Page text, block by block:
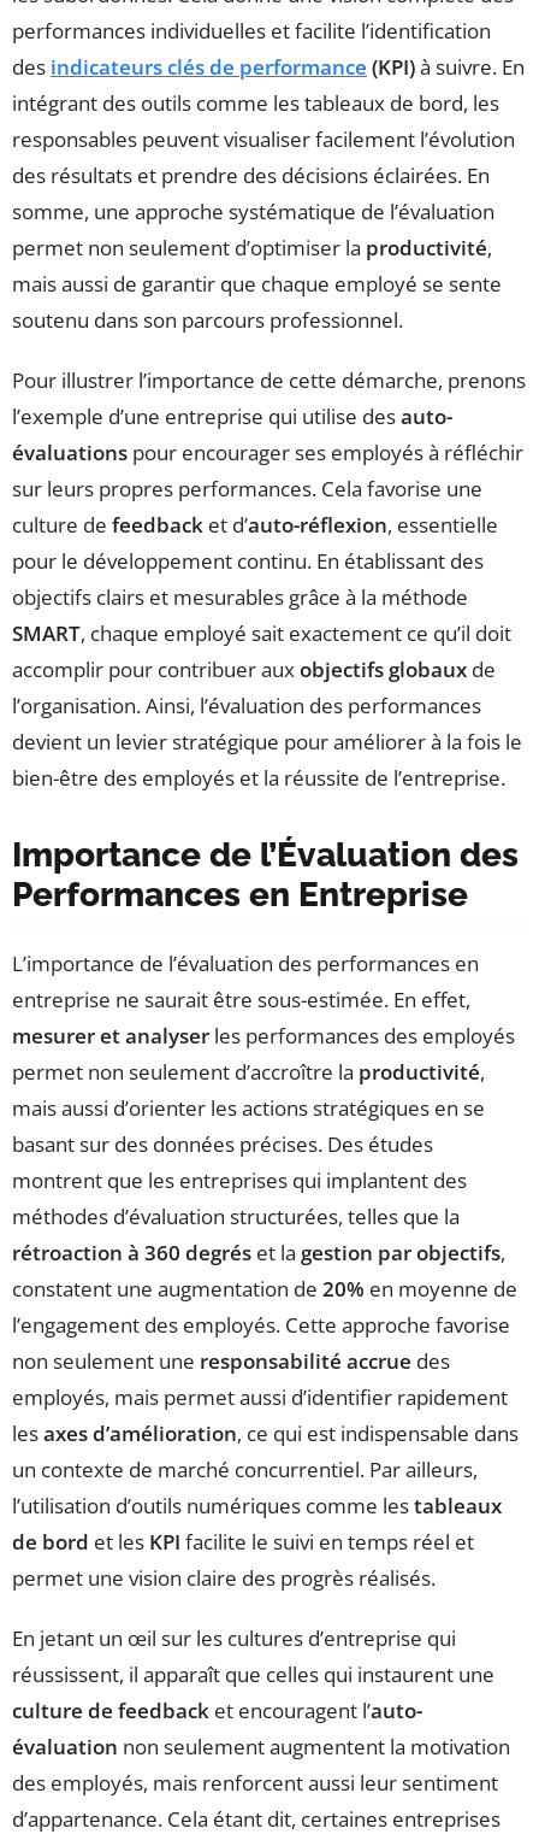
performances individuelles et facilite l’identification
des indicateurs clés de performance (KPI)à suivre. En
intégrant des outils comme les tableaux de bord, les
responsables peuvent visualiser facilement l’évolution
des résultats et prendre des décisions éclairées. En
somme, une approche systématique de l’évaluation
permet non seulement d’optimiser la productivité,
mais aussi de garantir que chaque employé se sente
soutenu dans son parcours professionnel.
Pour illustrer l’importance de cette démarche, prenons
l’exemple d’une entreprise qui utilise desauto-
évaluations pour encourager ses employés à réfléchir
sur leurs propres performances. Cela favorise une
culture de feedback et d’auto-réflexion, essentielle
pour le développement continu. En établissant des
objectifs clairs et mesurables grâce à la méthode
SMART, chaque employé sait exactement ce qu’il doit
accomplir pour contribuer auxobjectifs globaux de
l’organisation. Ainsi, l’évaluation des performances
devient un levier stratégique pour améliorer à la fois le
bien-être des employés et la réussite de l’entreprise.
Importance de l’Évaluation des
Performances en Entreprise
L’importance de l’évaluation des performances en
entreprise ne saurait être sous-estimée. En effet,
mesurer et analyser les performances des employés
permet non seulement d’accroître la productivité,
mais aussi d’orienter les actions stratégiques en se
basant sur des données précises. Des études
montrent que les entreprises qui implantent des
méthodes d’évaluation structurées, telles que la
rétroaction à 360 degrés et la gestion par objectifs,
constatent une augmentation de 20% en moyenne de
l’engagement des employés. Cette approche favorise
non seulement une responsabilité accrue des
employés, mais permet aussi d’identifier rapidement
lesaxes d’amélioration, ce qui est indispensable dans
un contexte de marché concurrentiel. Par ailleurs,
l’utilisation d’outils numériques comme lestableaux
de bord et les KPI facilite le suivi en temps réel et
permet une vision claire des progrès réalisés.
En jetant un œil sur les cultures d’entreprise qui
réussissent, il apparaît que celles qui instaurent une
culture de feedback et encouragent l’auto-
évaluation non seulement augmentent la motivation
des employés, mais renforcent aussi leur sentiment
d’appartenance. Cela étant dit, certaines entreprises